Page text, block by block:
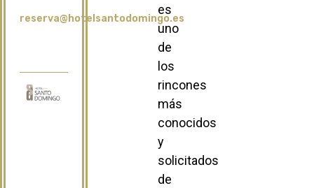
reserva@hotelsantodomingo.es
es
uno
de
los
rincones
más
conocidos
y
solicitados
de